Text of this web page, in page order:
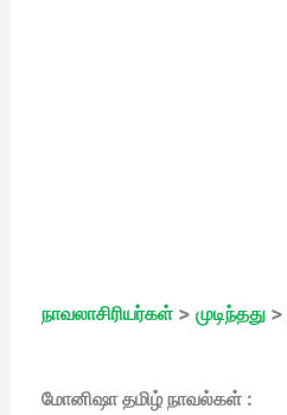
நாவலாசிரியர்கள் > முடிந்தது >
மோனிஷா தமிழ் நாவல்கள் :